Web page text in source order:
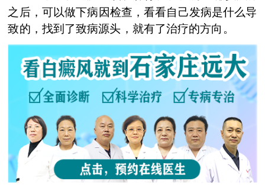
之后，可以做下病因检查，看看自己发病是什么导
致的，找到了致病源头，就有了治疗的方向。